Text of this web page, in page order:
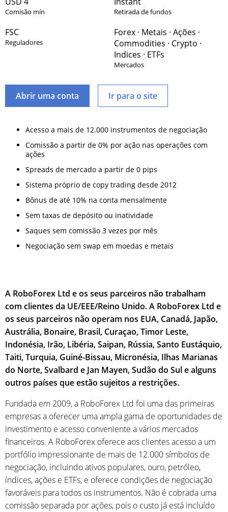
Comisão mín Retirada de fundos
FSC
Reguladores
Forex · Metais · Ações ·
Commodities · Crypto ·
Indices · ETFs
Mercados
Abrir uma conta Ir para o site
Acesso a mais de 12.000 instrumentos de negociação
Comissão a partir de 0% por ação nas operações com
ações
Spreads de mercado a partir de 0 pips
Sistema próprio de copy trading desde 2012
Bônus de até 10% na conta mensalmente
Sem taxas de depósito ou inatividade
Saques sem comissão 3 vezes por mês
Negociação sem swap em moedas e metais
A RoboForex Ltd e os seus parceiros não trabalham
com clientes da UE/EEE/Reino Unido. A RoboForex Ltd e
os seus parceiros não operam nos EUA, Canadá, Japão,
Austrália, Bonaire, Brasil, Curaçao, Timor Leste,
Indonésia, Irão, Libéria, Saipan, Rússia, Santo Eustáquio,
Taiti, Turquia, Guiné-Bissau, Micronésia, Ilhas Marianas
do Norte, Svalbard e Jan Mayen, Sudão do Sul e alguns
outros países que estão sujeitos a restrições.
Fundada em 2009, a RoboForex Ltd foi uma das primeiras
empresas a oferecer uma ampla gama de oportunidades de
investimento e acesso conveniente a vários mercados
financeiros. A RoboForex oferece aos clientes acesso a um
portfólio impressionante de mais de 12.000 símbolos de
negociação, incluindo ativos populares, ouro, petróleo,
índices, ações e ETFs, e oferece condições de negociação
favoráveis ​​para todos os instrumentos. Não é cobrada uma
comissão separada por ações, pois o custo já está incluído